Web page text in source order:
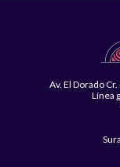
Av. El Dorado
Línea